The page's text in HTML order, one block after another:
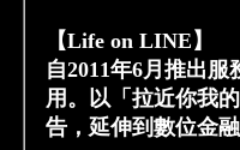
【Life on LINE】
自2011年6月推出
用。以「拉近你我
告，延伸到數位金